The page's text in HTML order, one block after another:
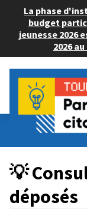
La phase
budget
jeunesse 2026
2026
Budget Participatif
💡 Consulter les
💡
déposés